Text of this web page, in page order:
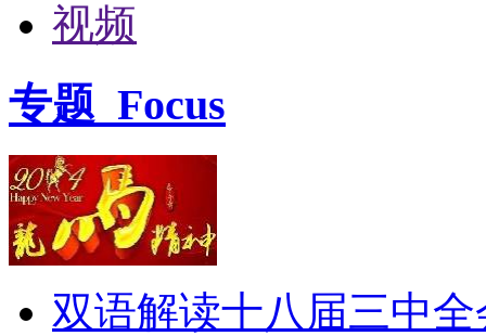
视频
专题 Focus
双语解读十八届三中全